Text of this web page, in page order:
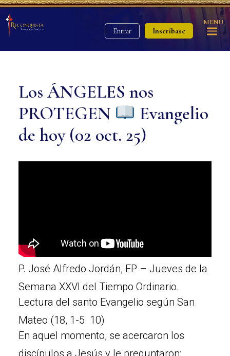
Entrar Inscríbase
MENU
Los ÁNGELES nos
PROTEGEN
Evangelio
de hoy (02 oct. 25)
P. José Alfredo Jordán, EP – Jueves de la
Semana XXVI del Tiempo Ordinario.
Lectura del santo Evangelio según San
Mateo (18, 1-5. 10)
En aquel momento, se acercaron los
discípulos a Jesús y le preguntaron: